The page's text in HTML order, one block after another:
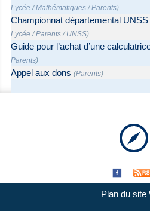
Lycée /Mathématiques /Parents)
Championnat départemental UNSS
Lycée /Parents / UNSS)
Guide pour l’achat d’une
Parents)
Appel aux dons (Parents)
Plan du site